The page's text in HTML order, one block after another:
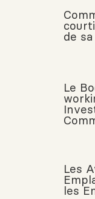
de
Le
Les
les